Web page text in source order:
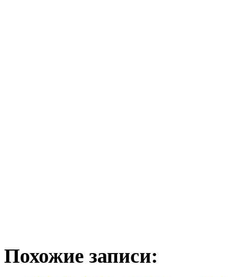
Похожие записи: